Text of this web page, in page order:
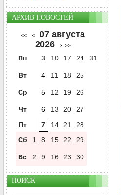
АРХИВ НОВОСТЕЙ
<< <
07 августа
2026
> >>
Пн 3 10 17 24 31
Вт 4 11 18 25
Ср 5 12 19 26
Чт 6 13 20
27
Пт
7 14 21
28
Сб
1 8 15 22 29
Вс 2 9 16 23 30
ПОИСК